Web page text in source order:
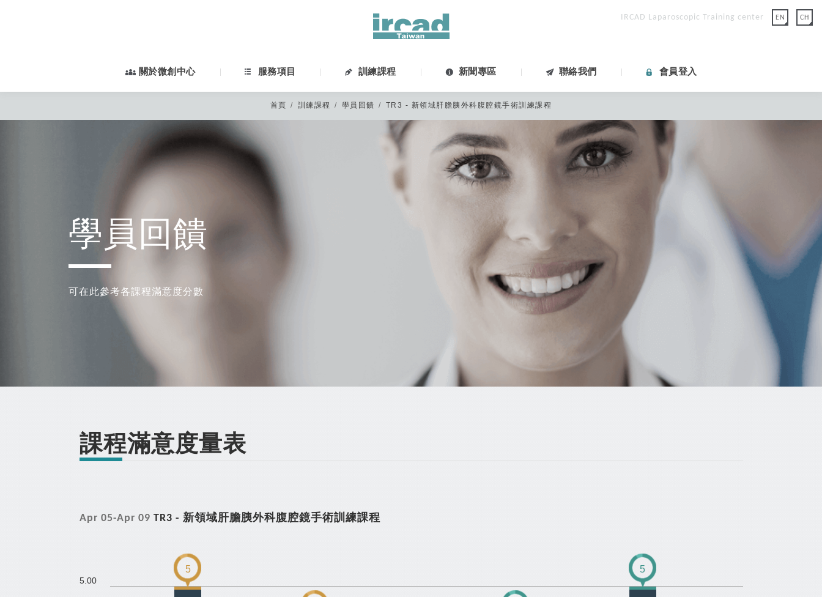
關於微創中心 服務項目 訓練課程 新聞專區 聯絡我們 會員登入
IRCAD Laparoscopic Training center EN CH
親愛的IRCAD台灣校友您好，
秀傳微創中心網站功能於2020年5月12日優化建置，
舊官網會員：如您尚未在以上日期登入過或更改過密碼，請點選 【忘記密碼】 後至編輯會員>會員資料重置密碼。
新官網會員：請直接點選 【註冊會員】，或是選擇 Google 登入。
首頁 訓練課程 學員回饋 TR3 - 新領域肝膽胰外科腹腔鏡手術訓練課程
學員回饋
可在此參考各課程滿意度分數
課程滿意度量表
Apr 05-Apr 09 TR3 - 新領域肝膽胰外科腹腔鏡手術訓練課程
5.00
5 5